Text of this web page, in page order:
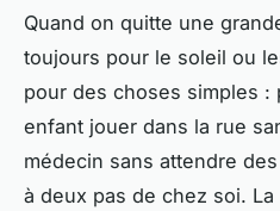
Quand on quitte une
toujours pour le soleil ou
pour des choses simples :
enfant jouer dans la rue
médecin sans attendre
à deux pas de chez soi.